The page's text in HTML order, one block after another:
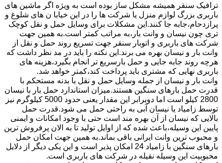
ترافیک سنقر همیشه مشکل ساز بوده است به ویژه اگر ماشین های
باربری بزرگ لوازم منزل یا شرکت ها را در این خیابا ن های شلوغ و
پرازدحام،جابه جا کنند.این مشکلات برای وسایل حمل و نقل کوچک
تری چون نیسان و وانت بار،به مراتب کمتر است.به همین جهت
شرکت های باربری و اتوبار سنقر جهت تسریع روند حمل و نقل از
وانت بار و نیسان بهره می برند.این نکته را باید در مد نظر داشت که
هرچه روند جابه جایی و حمل بارسریع تر انجام بگیرد،هزینه های
باربری نهایی که مشتری باید پرداخت کند،کمتر خواهد شد.
وانت بار و نیسان از جمله وسایل حمل و نقل با بدنه مستحکم با
قدرت حمل بارهای سنگین هستند.میزان استاندارد حمل بار با نیسان
2800 کیلو است اما دوبرابر این مقدار یعنی حدود 5000 کیلوگرم نیز
توسط زامیاد یا نیسان آبی به راحتی حمل می شود.قدرت حمل
بالایی که نیسان از آن بهره مند است حتی با وجود امکانات و ایمنی
پایین این وسیله،باعث شده که از اوایل تولید تا به الان پرفروش ترین
و محبوب ترین وانت ایرانی باقی بماند.به همین جهت امکان حمل
بارهای سنگین با زامیاد 24 امکان پذیر است و این یکی دیگر از دلایل
محبوبیت این وسیله نقیله در شرکت های باربری است.